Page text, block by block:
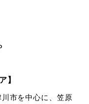
】
市を中心に、笠原